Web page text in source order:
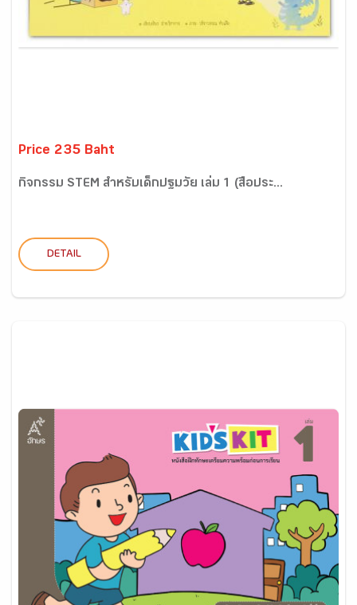
Price 235 Baht
กิจกรรม STEM สำหรับเด็กปฐมวัย เล่ม 1 (สื่อประ...
DETAIL